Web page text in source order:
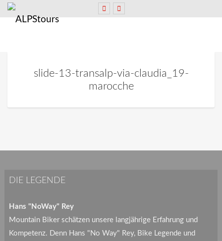
slide-13-transalp-via-claudia_19-
marocche
DIE LEGENDE
Hans "NoWay" Rey
Mountain Biker schätzen unsere langjährige Erfahrung und
Kompetenz. Denn Hans "No Way" Rey, Bike Legende und